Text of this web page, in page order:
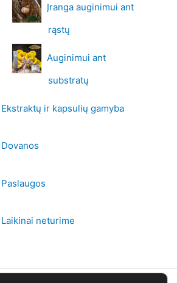
Įranga auginimui ant
rąstų
Auginimui ant
substratų
Ekstraktų ir kapsulių gamyba
Dovanos
Paslaugos
Laikinai neturime